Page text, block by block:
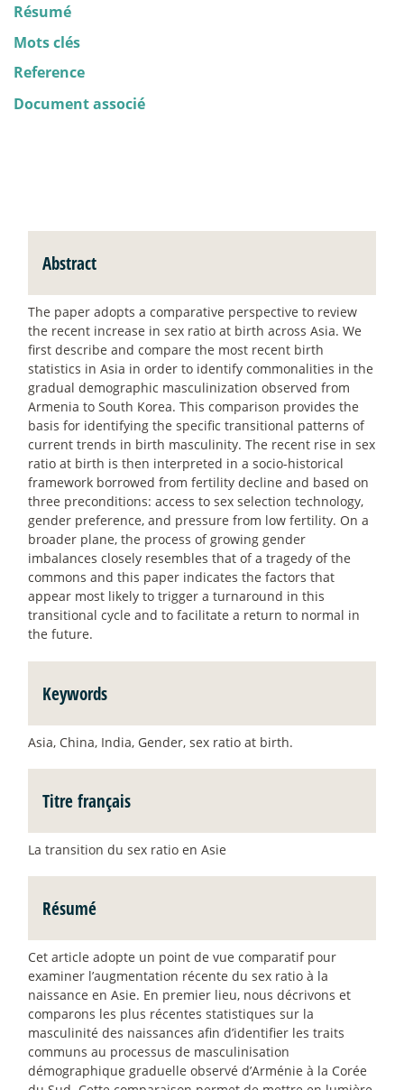
Résumé
Mots clés
Reference
Document associé
Abstract
The paper adopts a comparative perspective to review
the recent increase in sex ratio at birth across Asia. We
first describe and compare the most recent birth
statistics in Asia in order to identify commonalities in the
gradual demographic masculinization observed from
Armenia to South Korea. This comparison provides the
basis for identifying the specific transitional patterns of
current trends in birth masculinity. The recent rise in sex
ratio at birth is then interpreted in a socio-historical
framework borrowed from fertility decline and based on
three preconditions: access to sex selection technology,
gender preference, and pressure from low fertility. On a
broader plane, the process of growing gender
imbalances closely resembles that of a tragedy of the
commons and this paper indicates the factors that
appear most likely to trigger a turnaround in this
transitional cycle and to facilitate a return to normal in
the future.
Keywords
Asia, China, India, Gender, sex ratio at birth.
Titre français
La transition du sex ratio en Asie
Résumé
Cet article adopte un point de vue comparatif pour
examiner l’augmentation récente du sex ratio à la
naissance en Asie. En premier lieu, nous décrivons et
comparons les plus récentes statistiques sur la
masculinité des naissances afin d’identifier les traits
communs au processus de masculinisation
démographique graduelle observé d’Arménie à la Corée